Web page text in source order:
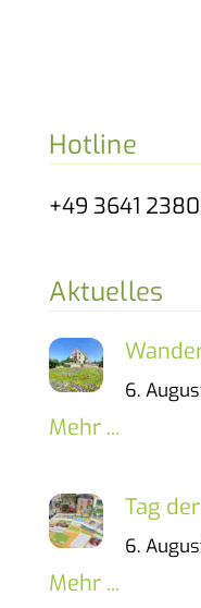
Hotline
+49 3641
Aktuelles
6.
Mehr ...
Tag
6.
Mehr ...